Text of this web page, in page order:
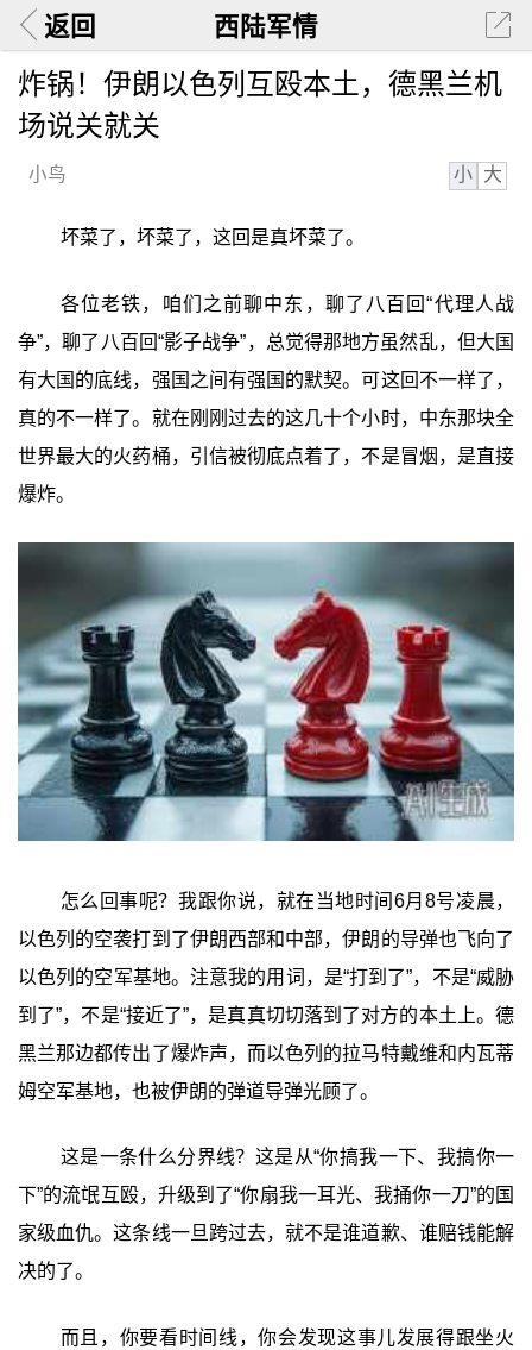
返回 西陆军情
炸锅！伊朗以色列互殴本土，德黑兰机
场说关就关
小鸟 小 大
坏菜了，坏菜了，这回是真坏菜了。
各位老铁，咱们之前聊中东，聊了八百回“代理人战
争”，聊了八百回“影子战争”，总觉得那地方虽然乱，但大国
有大国的底线，强国之间有强国的默契。可这回不一样了，
真的不一样了。就在刚刚过去的这几十个小时，中东那块全
世界最大的火药桶，引信被彻底点着了，不是冒烟，是直接
爆炸。
怎么回事呢？我跟你说，就在当地时间6月8号凌晨，
以色列的空袭打到了伊朗西部和中部，伊朗的导弹也飞向了
以色列的空军基地。注意我的用词，是“打到了”，不是“威胁
到了”，不是“接近了”，是真真切切落到了对方的本土上。德
黑兰那边都传出了爆炸声，而以色列的拉马特戴维和内瓦蒂
姆空军基地，也被伊朗的弹道导弹光顾了。
这是一条什么分界线？这是从“你搞我一下、我搞你一
下”的流氓互殴，升级到了“你扇我一耳光、我捅你一刀”的国
家级血仇。这条线一旦跨过去，就不是谁道歉、谁赔钱能解
决的了。
而且，你要看时间线，你会发现这事儿发展得跟坐火